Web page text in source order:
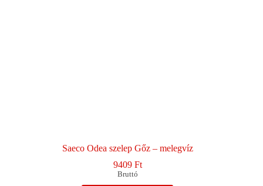
Saeco Odea szelep Gőz – melegvíz
9409 Ft
Bruttó